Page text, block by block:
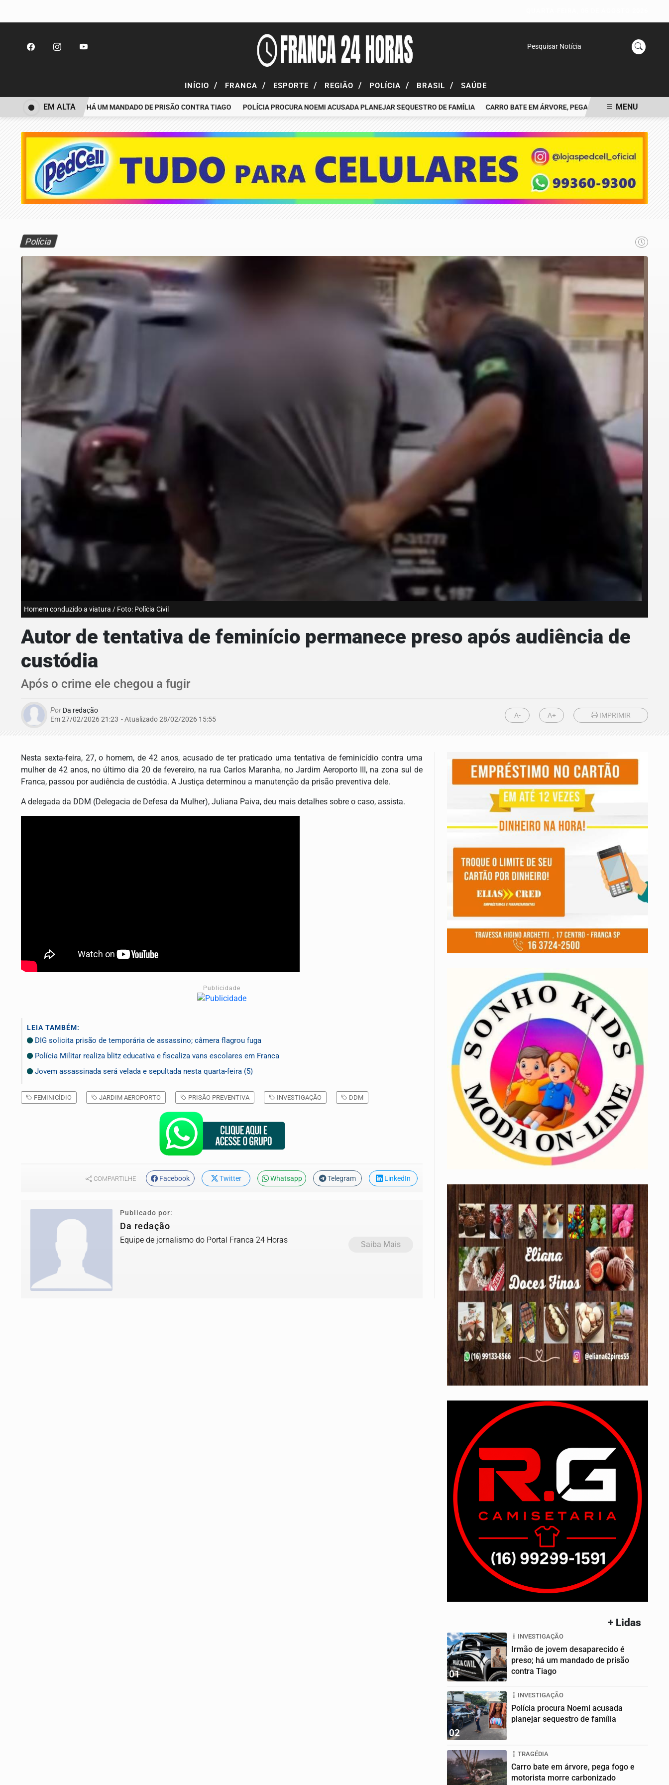
Pesquisar Notícia
INÍCIO / FRANCA / ESPORTE / REGIÃO / POLÍCIA / BRASIL / SAÚDE
É PRESO; HÁ UM MANDADO DE PRISÃO CONTRA TIAGO POLÍCIA PROCURA NOEMI ACUSADA PLANEJAR SEQUESTRO DE FAMÍLIA CARRO BATE EM ÁRVORE, PEGA FOGO E MOTORISTA
EM ALTA MENU
Polícia
Homem conduzido a viatura / Foto: Polícia Civil
Autor de tentativa de feminício permanece preso após audiência de
custódia
Após o crime ele chegou a fugir
Por Da redação
Em 27/02/2026 21:23 - Atualizado28/02/2026 15:55 A- A+ IMPRIMIR
Nesta sexta-feira, 27, o homem, de 42 anos, acusado de ter praticado uma tentativa de feminicídio contra uma
mulher de 42 anos, no último dia 20 de fevereiro, na rua Carlos Maranha, no Jardim Aeroporto III, na zona sul de
Franca, passou por audiência de custódia. A Justiça determinou a manutenção da prisão preventiva dele.
A delegada da DDM (Delegacia de Defesa da Mulher), Juliana Paiva, deu mais detalhes sobre o caso, assista.
Publicidade
LEIA TAMBÉM:
DIG solicita prisão de temporária de assassino; câmera flagrou fuga
Polícia Militar realiza blitz educativa e fiscaliza vans escolares em Franca
Jovem assassinada será velada e sepultada nesta quarta-feira (5)
FEMINICÍDIO JARDIM AEROPORTO PRISÃO PREVENTIVA INVESTIGAÇÃO DDM
COMPARTILHE Facebook Twitter Whatsapp Telegram LinkedIn
Publicado por:
Da redação
Equipe de jornalismo do Portal Franca 24 Horas Saiba Mais
+ Lidas
01
INVESTIGAÇÃO
Irmão de jovem desaparecido é
preso; há um mandado de prisão
contra Tiago
02
INVESTIGAÇÃO
Polícia procura Noemi acusada
planejar sequestro de família
TRAGÉDIA
Carro bate em árvore, pega fogo e
motorista morre carbonizado